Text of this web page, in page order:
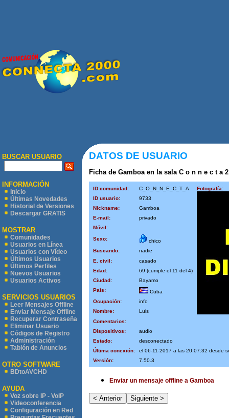
BUSCAR USUARIO
INFORMACIÓN
Inicio
Últimas Novedades
Historial de Versiones
Descargar GRATIS
MOSTRAR
Comunidades
Usuarios en Línea
Usuarios con Vídeo
Últimos Usuarios
Últimos Perfiles
Nuevos Usuarios
Usuarios Activos
SERVICIOS USUARIOS
Leer Mensajes Offline
Enviar Mensaje Offline
Recuperar Contraseña
Eliminar Usuario
Códigos de Registro
Administración
Tablón de Anuncios
OTRO SOFTWARE
BDtoAVCHD
AYUDA
Voz sobre IP - VoIP
Videoconferencia
Configuración en Red
DATOS DE USUARIO
Ficha de Gamboa en la sala C o n n e c t a
ID comunidad: C_O_N_N_E_C_T_A
Fotografía:
ID usuario:
9733
Nickname:
Gamboa
E-mail:
privado
Móvil:
Sexo:
chico
Buscando:
nadie
E. civil:
casado
Edad:
69 (cumple el 11 del 4)
Ciudad:
Bayamo
País:
Cuba
Ocupación:
info
Nombre:
Luis
Comentarios:
Dispositivos:
audio
Estado:
desconectado
Última conexión:
el 06-11-2017 a las 20:07:32 desde
Versión:
7.50.3
Enviar un mensaje offline a Gamboa